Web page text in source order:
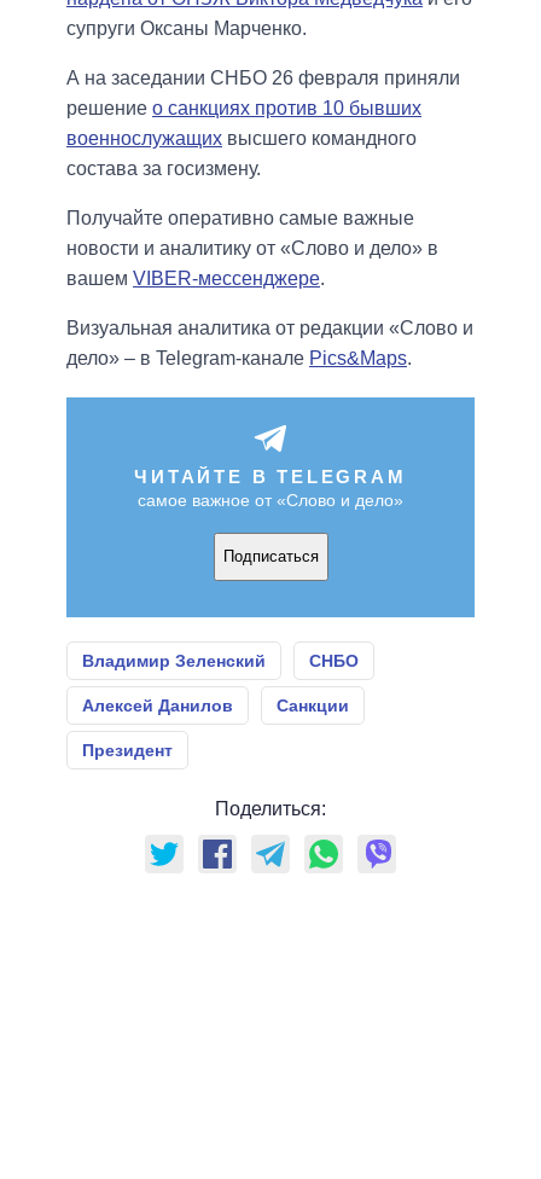
супруги Оксаны Марченко.
А на заседании СНБО 26 февраля приняли
решение о санкциях против 10 бывших
военнослужащих высшего командного
состава за госизмену.
Получайте оперативно самые важные
новости и аналитику от «Слово и дело» в
вашем VIBER-мессенджере.
Визуальная аналитика от редакции «Слово и
дело» – в Telegram-канале Pics&Maps.
ЧИТАЙТЕ В TELEGRAM
самое важное от «Слово и дело»
Подписаться
Владимир Зеленский СНБО
Алексей Данилов Санкции
Президент
Поделиться: